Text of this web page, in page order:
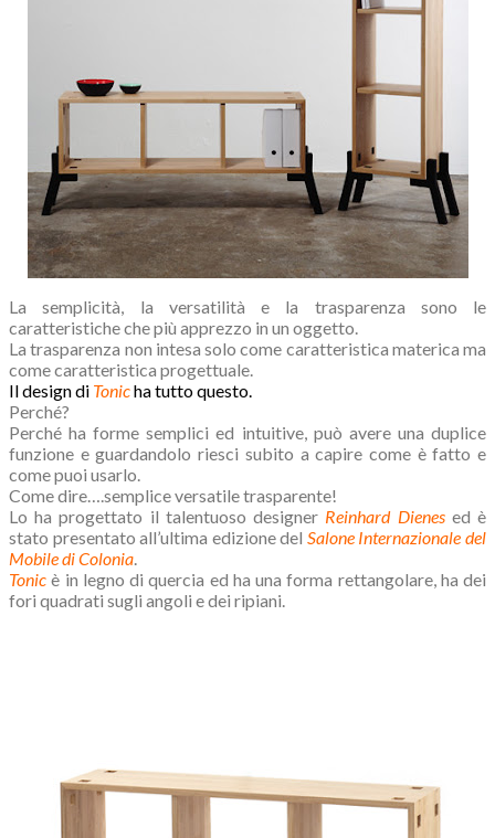
La semplicità, la versatilità e la trasparenza sono le
caratteristiche che più apprezzo in un oggetto.
La trasparenza non intesa solo come caratteristica materica ma
come caratteristica progettuale.
Il design di Tonicha tutto questo.
Perché?
Perché ha forme semplici ed intuitive, può avere una duplice
funzione e guardandolo riesci subito a capire come è fatto e
come puoi usarlo.
Come dire….semplice versatile trasparente!
Lo ha progettato il talentuoso designer Reinhard Dienesed è
stato presentato all’ultima edizione del Salone Internazionale del
Mobile di Colonia.
Tonic è in legno di quercia ed ha una forma rettangolare, ha dei
fori quadrati sugli angoli e dei ripiani.